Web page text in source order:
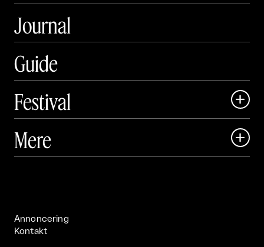
Journal
Guide
Festival

 Art Matter Festival
Mere 
Annoncering
Kontakt